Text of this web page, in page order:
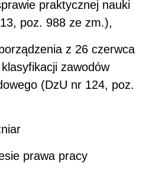
praktycznej nauki
poz. 988 ze zm.),
z 26 czerwca
zawodów
(DzU nr 124, poz.
prawa pracy